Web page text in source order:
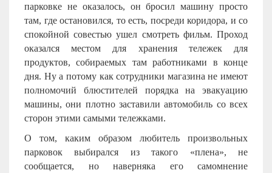
парковке не оказалось, он бросил машину просто
там, где остановился, то есть, посреди коридора, и со
спокойной совестью ушел смотреть фильм. Проход
оказался местом для хранения тележек для
продуктов, собираемых там работниками в конце
дня. Ну а потому как сотрудники магазина не имеют
полномочий блюстителей порядка на эвакуацию
машины, они плотно заставили автомобиль со всех
сторон этими самыми тележками.
О том, каким образом любитель произвольных
парковок выбирался из такого «плена», не
сообщается, но наверняка его самомнение